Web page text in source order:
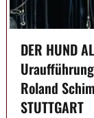
DER HUND
Roland
STUTTGART